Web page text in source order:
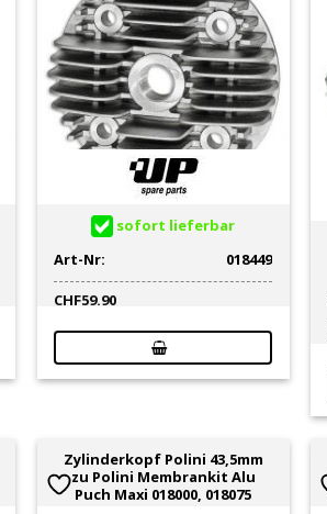
sofort lieferbar
Art-Nr:
018449
CHF59.90
Zylinderkopf Polini 43,5mm
zu Polini Membrankit Alu
Puch Maxi 018000, 018075